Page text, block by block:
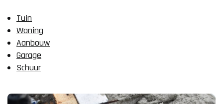
Tuin
Woning
Aanbouw
Garage
Schuur